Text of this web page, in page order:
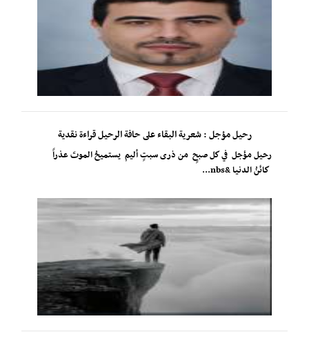
رحيل مؤجل : شعرية البقاء على حافة الرحيل قراءة نقدية
رحيل مؤجل في كل صبحٍ من ذرى سبتٍ أليم يستميحُ الموتَ عذراً
كائنُ الدنيا &nbs...